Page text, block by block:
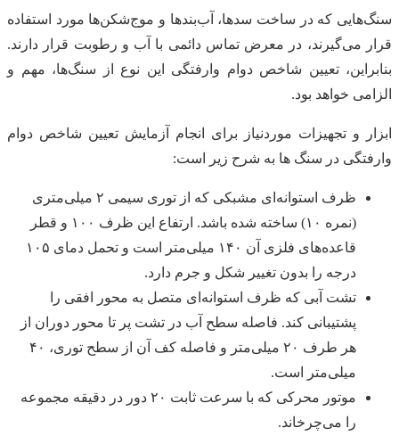
سنگ‌هایی که در ساخت سدها، آب‌بندها و موج‌شکن‌ها مورد استفاده
قرار می‌گیرند، در معرض تماس دائمی با آب و رطوبت قرار دارند.
بنابراین، تعیین شاخص دوام وارفتگی این نوع از سنگ‌ها، مهم و
الزامی خواهد بود.
ابزار و تجهیزات موردنیاز برای انجام آزمایش تعیین شاخص دوام
وارفتگی در سنگ ها به شرح زیر است:
ظرف استوانه‌ای مشبکی که از توری سیمی ۲ میلی‌متری
(نمره ۱۰) ساخته شده باشد. ارتفاع این ظرف ۱۰۰ و قطر
قاعده‌های فلزی آن ۱۴۰ میلی‌متر است و تحمل دمای ۱۰۵
درجه را بدون تغییر شکل و جرم دارد.
تشت آبی که ظرف استوانه‌ای متصل به محور افقی را
پشتیبانی کند. فاصله سطح آب در تشت پر تا محور دوران از
هر طرف ۲۰ میلی‌متر و فاصله کف آن از سطح توری، ۴۰
میلی‌متر است.
موتور محرکی که با سرعت ثابت ۲۰ دور در دقیقه مجموعه
را می‌چرخاند.